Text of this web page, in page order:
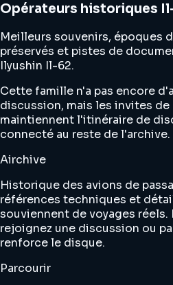
Opérateurs historiques
Meilleurs souvenirs, époques
préservés et pistes de
Ilyushin Il-62.
Cette famille n'a pas encore
discussion, mais les invites
maintiennent l'itinéraire de
connecté au reste de l'archive.
Airchive
Historique des avions de
références techniques et
souviennent de voyages
rejoignez une discussion ou
renforce le disque.
Parcourir